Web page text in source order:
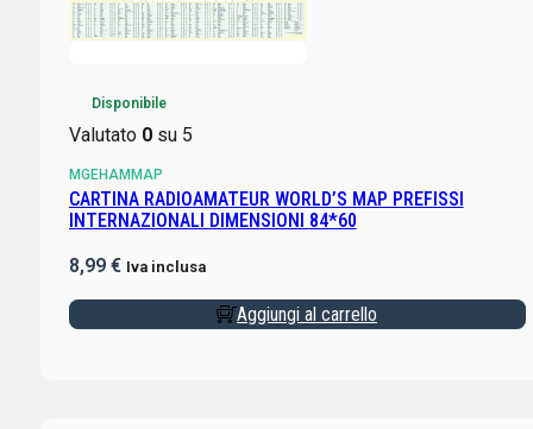
Disponibile
Valutato 0su 5
MGEHAMMAP
CARTINA RADIOAMATEUR WORLD’S MAP PREFISSI
INTERNAZIONALI DIMENSIONI 84*60
8,99 € Iva inclusa
Aggiungi al carrello